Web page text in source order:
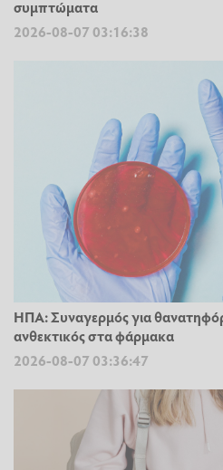
συμπτώματα
2026-08-07 03:16:38
ΗΠΑ: Συναγερμός για
ανθεκτικός στα φάρμακα
2026-08-07 03:36:47